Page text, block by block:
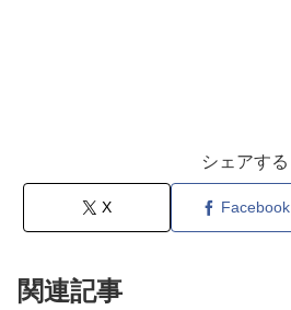
シェアする
X Facebook
関連記事